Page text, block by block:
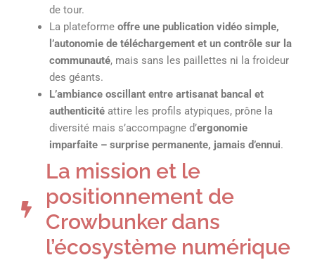
de tour.
La plateforme offre une publication vidéo simple,
l’autonomie de téléchargement et un contrôle sur la
communauté, mais sans les paillettes ni la froideur
des géants.
L’ambiance oscillant entre artisanat bancal et
authenticité attire les profils atypiques, prône la
diversité mais s’accompagne d’ergonomie
imparfaite – surprise permanente, jamais d’ennui.
La mission et le
positionnement de
Crowbunker dans
l’écosystème numérique